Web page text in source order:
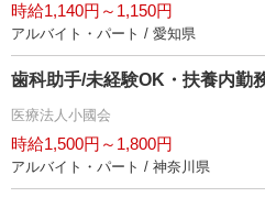
時給1,140円～1,150円
アルバイト・パート / 愛知県
歯科助手/未経験OK・扶養内勤
医療法人小國会
時給1,500円～1,800円
アルバイト・パート / 神奈川県